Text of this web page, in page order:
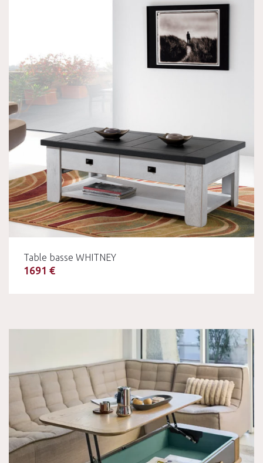
Table basse WHITNEY
1691 €